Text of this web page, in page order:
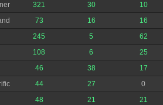
321 30 10
73 16 16
245 5 62
108 6 25
46 38 17
44 27 0
48 21 21